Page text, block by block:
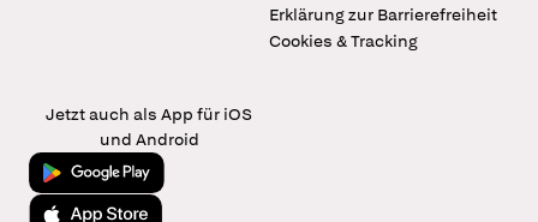
Erklärung zur Barrierefreiheit
Cookies & Tracking
Jetzt auch als App für iOS
und Android
Jetzt bei Google Play
Laden im App Store